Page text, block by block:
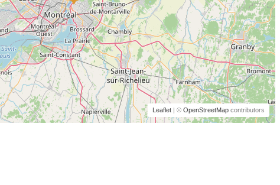
Leaflet| © OpenStreetMapcontributors